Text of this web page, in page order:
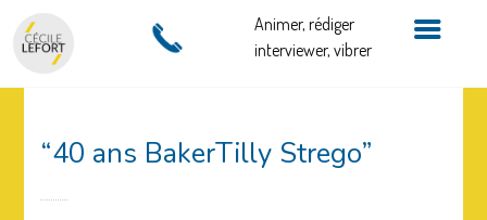
“40 ans BakerTilly Strego”
Animer, rédiger
interviewer, vibrer